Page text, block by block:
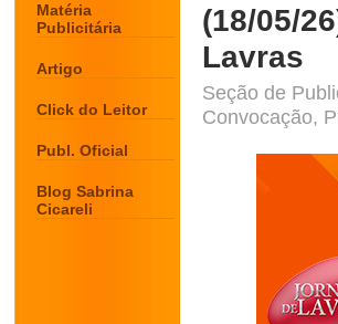
Matéria
Publicitária
Artigo
Click do Leitor
Publ. Oficial
Blog Sabrina
Cicareli
(18/05/
Lavras
Seção de
Convocação,